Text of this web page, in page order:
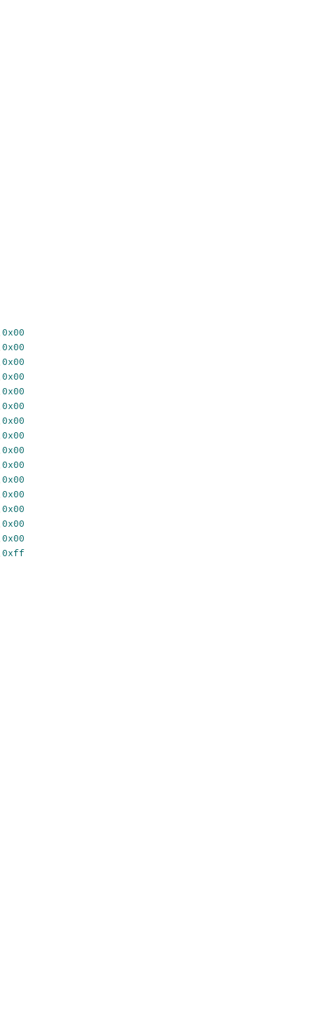
0x00
0x00
0x00
0x00
0x00
0x00
0x00
0x00
0x00
0x00
0x00
0x00
0x00
0x00
0x00
0xff